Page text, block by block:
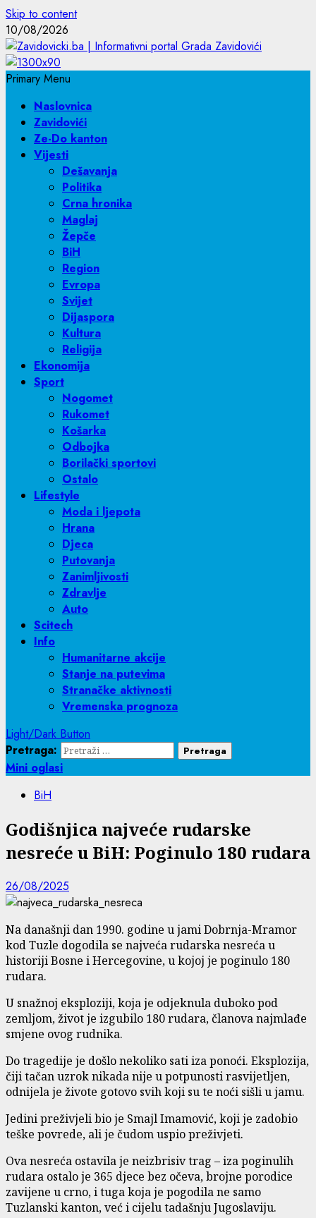
Skip to content
10/08/2026
Primary Menu
Naslovnica
Zavidovići
Ze-Do kanton
Vijesti
Dešavanja
Politika
Crna hronika
Maglaj
Žepče
BiH
Region
Evropa
Svijet
Dijaspora
Kultura
Religija
Ekonomija
Sport
Nogomet
Rukomet
Košarka
Odbojka
Borilački sportovi
Ostalo
Lifestyle
Moda i ljepota
Hrana
Djeca
Putovanja
Zanimljivosti
Zdravlje
Auto
Scitech
Info
Humanitarne akcije
Stanje na putevima
Stranačke aktivnosti
Vremenska prognoza
Light/Dark Button
Pretraga:
Mini oglasi
BiH
Godišnjica najveće rudarske
nesreće u BiH: Poginulo 180 rudara
26/08/2025
Na današnji dan 1990. godine u jami Dobrnja-Mramor
kod Tuzle dogodila se najveća rudarska nesreća u
historiji Bosne i Hercegovine, u kojoj je poginulo 180
rudara.
U snažnoj eksploziji, koja je odjeknula duboko pod
zemljom, život je izgubilo 180 rudara, članova najmlađe
smjene ovog rudnika.
Do tragedije je došlo nekoliko sati iza ponoći. Eksplozija,
čiji tačan uzrok nikada nije u potpunosti rasvijetljen,
odnijela je živote gotovo svih koji su te noći sišli u jamu.
Jedini preživjeli bio je Smajl Imamović, koji je zadobio
teške povrede, ali je čudom uspio preživjeti.
Ova nesreća ostavila je neizbrisiv trag – iza poginulih
rudara ostalo je 365 djece bez očeva, brojne porodice
zavijene u crno, i tuga koja je pogodila ne samo
Tuzlanski kanton, već i cijelu tadašnju Jugoslaviju.